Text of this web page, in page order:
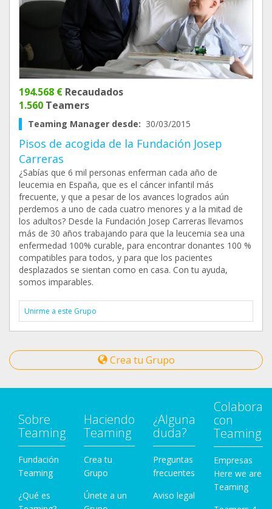
194.568 € Recaudados
1.560 Teamers
Teaming Manager desde: 30/03/2015
Pisos de acogida de la Fundación Josep
Carreras
¿Sabías que 6 mil personas enferman cada año de
leucemia en España, que es el cáncer infantil más
frecuente, y que a pesar de los avances logrados aún
perdemos a uno de cada cuatro menores y a la mitad de
los adultos? Desde la Fundación Josep Carreras llevamos
más de 30 años trabajando para que la leucemia sea una
enfermedad 100% curable, para encontrar donantes 100 %
compatibles para todos, y para que los pacientes
desplazados se sientan como en casa. Con tu ayuda,
somos imparables.
Unirme a este Grupo
Crea tu Grupo
Sobre
Teaming
Fundación
Teaming
¿Qué es
Haciendo
Teaming
Crea tu
Grupo
Únete a un
¿Alguna
duda?
Preguntas
frecuentes
Aviso legal
Colabora
con
Teaming
Empresas
Here we are
Teaming